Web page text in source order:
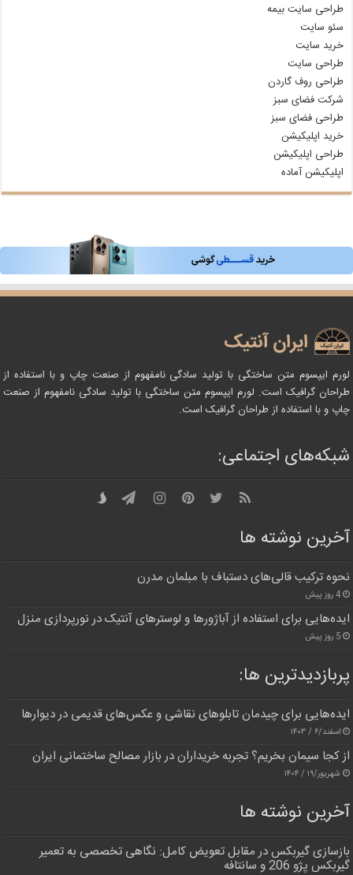
طراحی سایت بیمه
سئو سایت
خرید سایت
طراحی سایت
طراحی روف گاردن
شرکت فضای سبز
طراحی فضای سبز
خرید اپلیکیشن
طراحی اپلیکیشن
اپلیکیشن آماده
لورم ایپسوم متن ساختگی با تولید سادگی نامفهوم از صنعت چاپ و با استفاده از
طراحان گرافیک است. لورم ایپسوم متن ساختگی با تولید سادگی نامفهوم از صنعت
چاپ و با استفاده از طراحان گرافیک است.
شبکه‌های اجتماعی:
آخرین نوشته ها
نحوه ترکیب قالی‌های دستباف با مبلمان مدرن
4 روز پیش
ایده‌هایی برای استفاده از آباژورها و لوسترهای آنتیک در نورپردازی منزل
5 روز پیش
پربازدیدترین‌ ها:
ایده‌هایی برای چیدمان تابلوهای نقاشی و عکس‌های قدیمی در دیوارها
اسفند/۶ / ۱۴۰۳
از کجا سیمان بخریم؟ تجربه خریداران در بازار مصالح ساختمانی ایران
شهریور/۱۹ / ۱۴۰۴
آخرین نوشته ها
بازسازی گیربکس در مقابل تعویض کامل: نگاهی تخصصی به تعمیر
گیربکس پژو 206 و سانتافه